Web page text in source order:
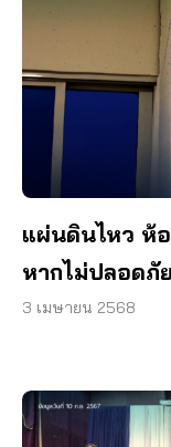
แผ่นดินไหว ห้
หากไม่ปลอดภัย
3 เมษายน 2568